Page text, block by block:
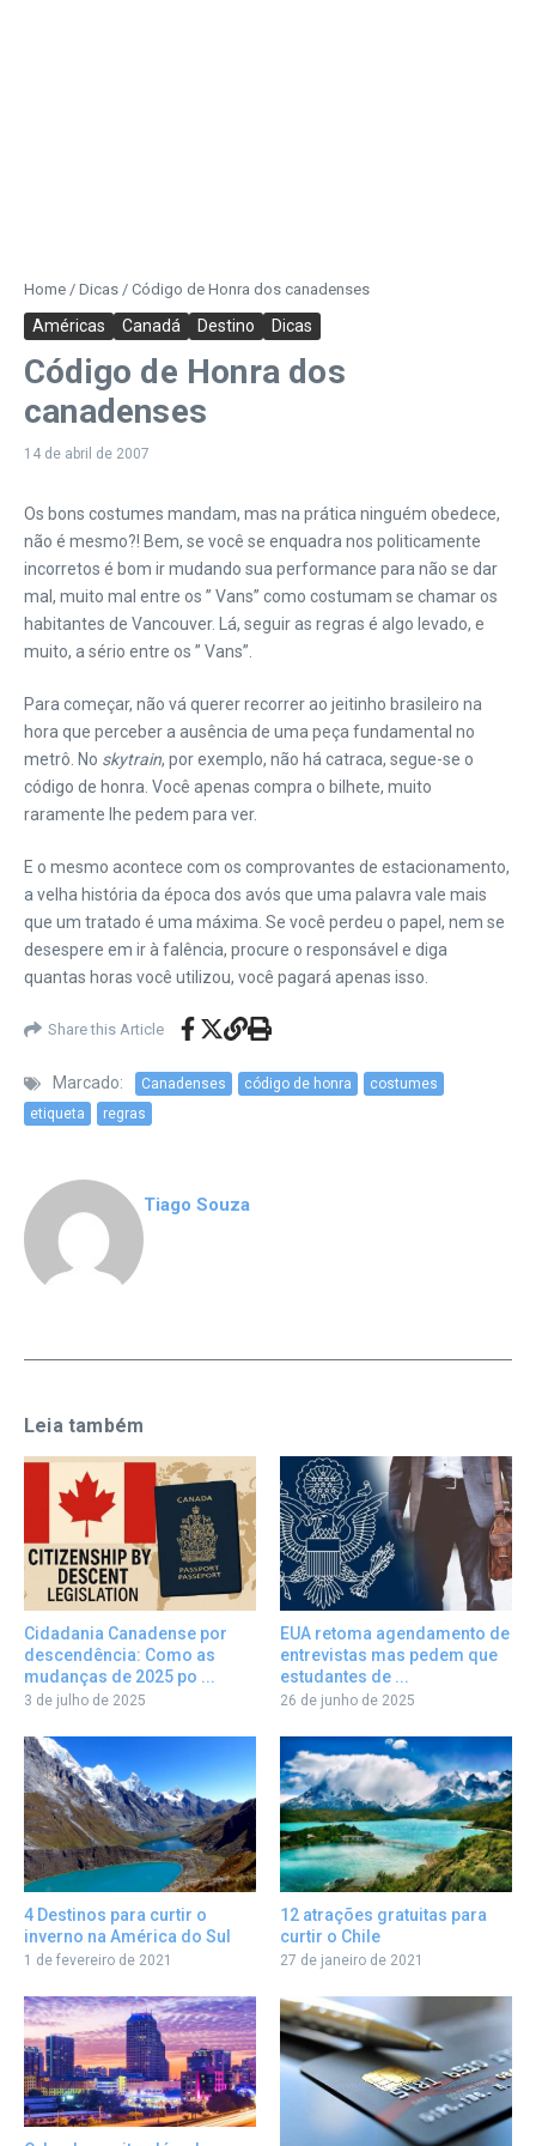
Home / Dicas / Código de Honra dos canadenses
Américas Canadá Destino Dicas
Código de Honra dos
canadenses
14 de abril de 2007
Os bons costumes mandam, mas na prática ninguém obedece,
não é mesmo?! Bem, se você se enquadra nos politicamente
incorretos é bom ir mudando sua performance para não se dar
mal, muito mal entre os ” Vans” como costumam se chamar os
habitantes de Vancouver.
Lá, seguir as regras é algo levado, e
muito, a sério entre os ” Vans”.
Para começar, não vá querer recorrer ao jeitinho brasileiro na
hora que perceber a ausência de uma peça fundamental no
metrô. No skytrain, por exemplo, não há catraca, segue-se o
código de honra. Você apenas compra o bilhete, muito
raramente lhe pedem para ver.
E o mesmo acontece com os comprovantes de estacionamento,
a velha história da época dos avós que uma palavra vale mais
que um tratado é uma máxima. Se você perdeu o papel, nem se
desespere em ir à falência, procure o responsável e diga
quantas horas você utilizou, você pagará apenas isso.
Share this Article
Marcado: Canadenses código de honra
costumes
etiqueta
regras
Tiago Souza
Leia também
Cidadania Canadense por
descendência: Como as
mudanças de 2025 po ...
3 de julho de 2025
EUA retoma agendamento de
entrevistas mas pedem que
estudantes de ...
26 de junho de 2025
4 Destinos para curtir o
inverno na América do Sul
1 de fevereiro de 2021
12 atrações gratuitas para
curtir o Chile
27 de janeiro de 2021